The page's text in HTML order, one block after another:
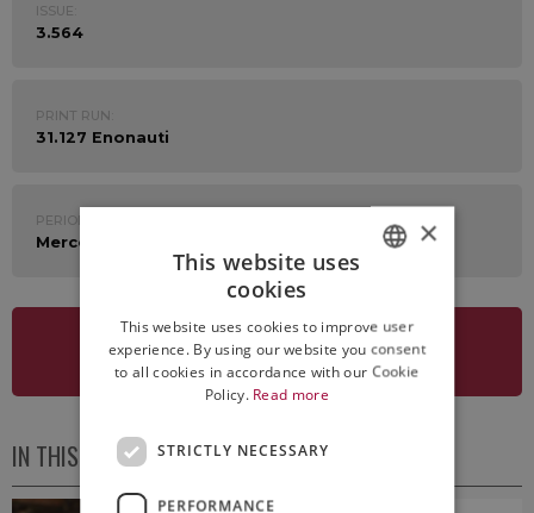
ISSUE:
3.564
PRINT RUN:
31.127 Enonauti
PERIOD:
Mercoledì 7 Dicembre 2022
SEE NEWSLETTER
IN THIS ISSUE
ENGLISH
×
This website uses
cookies
This website uses cookies to improve user
experience. By using our website you consent
to all cookies in accordance with our Cookie
Policy. Read more
STRICTLY NECESSARY
PERFORMANCE